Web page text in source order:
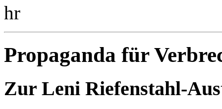
hr
Propaganda für
Zur Leni Riefenstahl-